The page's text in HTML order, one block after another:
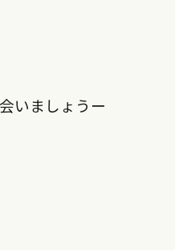
いましょうー